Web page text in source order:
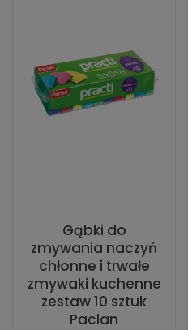
Gąbki do
zmywania naczyń
chłonne i trwałe
zmywaki kuchenne
zestaw 10 sztuk
Paclan